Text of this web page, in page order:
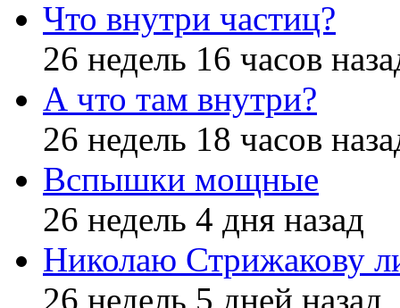
Что внутри частиц?
26 недель 16 часов
А что там внутри?
26 недель 18 часов
Вспышки мощные
26 недель 4 дня назад
Николаю Стрижакову
26 недель 5 дней назад